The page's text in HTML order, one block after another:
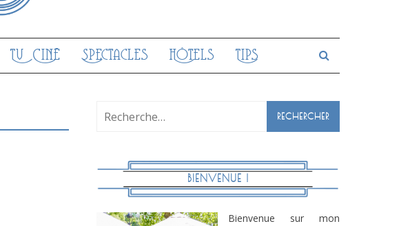
Tv Ciné Spectacles Hôtels Tips
Rechercher :
BIENVENUE !
Bienvenue sur mon